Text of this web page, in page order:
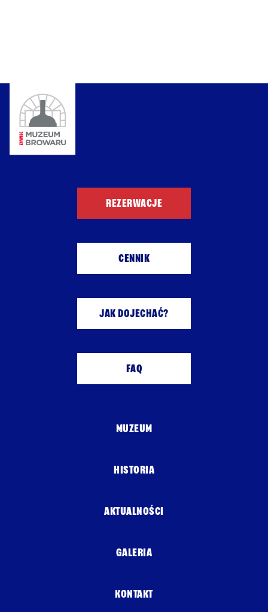
REZERWACJE
CENNIK
JAK DOJECHAĆ?
FAQ
MUZEUM
HISTORIA
AKTUALNOŚCI
GALERIA
KONTAKT